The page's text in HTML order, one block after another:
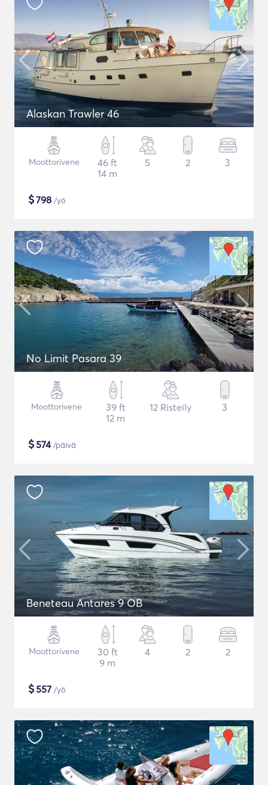
Alaskan Trawler 46
Moottorivene
46 ft
14 m
5 2 3
$798 /yö
No Limit Pasara 39
Moottorivene
39 ft
12 m
12 Risteily 3
$574/päivä
Beneteau Antares 9 OB
Moottorivene
30 ft
9 m
4 2 2
$557 /yö